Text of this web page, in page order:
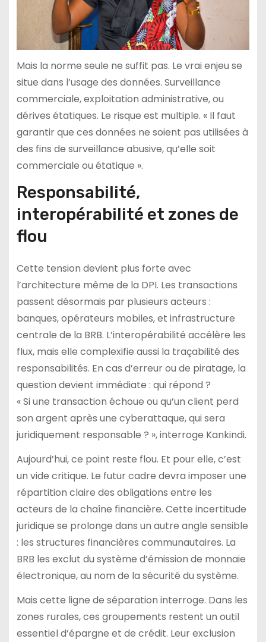
Mais la norme seule ne suffit pas. Le vrai enjeu se
situe dans l’usage des données. Surveillance
commerciale, exploitation administrative, ou
dérives étatiques. Le risque est multiple. « Il faut
garantir que ces données ne soient pas utilisées à
des fins de surveillance abusive, qu’elle soit
commerciale ou étatique ».
Responsabilité,
interopérabilité et zones de
flou
Cette tension devient plus forte avec
l’architecture même de la DPI. Les transactions
passent désormais par plusieurs acteurs :
banques, opérateurs mobiles, et infrastructure
centrale de la BRB. L’interopérabilité accélère les
flux, mais elle complexifie aussi la traçabilité des
responsabilités. En cas d’erreur ou de piratage, la
question devient immédiate : qui répond ?
« Si une transaction échoue ou qu’un client perd
son argent après une cyberattaque, qui sera
juridiquement responsable ? », interroge Kankindi.
Aujourd’hui, ce point reste flou. Et pour elle, c’est
un vide critique. Le futur cadre devra imposer une
répartition claire des obligations entre les
acteurs de la chaîne financière. Cette incertitude
juridique se prolonge dans un autre angle sensible
: les structures financières communautaires. La
BRB les exclut du système d’émission de monnaie
électronique, au nom de la sécurité du système.
Mais cette ligne de séparation interroge. Dans les
zones rurales, ces groupements restent un outil
essentiel d’épargne et de crédit. Leur exclusion